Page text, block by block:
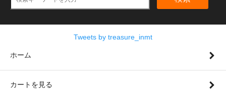
Tweets by treasure_inmt
ホーム
カートを見る